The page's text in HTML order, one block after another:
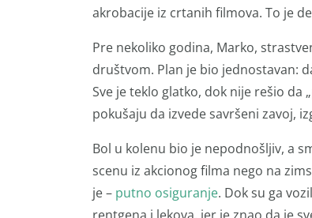
akrobacije iz crtanih filmova. To je
Pre nekoliko godina, Marko,
društvom. Plan je bio jednostavan:
Sve je teklo glatko, dok nije rešio da
pokušaju da izvede savršeni zavoj,
Bol u kolenu bio je nepodnošljiv, a
scenu iz akcionog filma nego na
je – putno osiguranje. Dok su ga